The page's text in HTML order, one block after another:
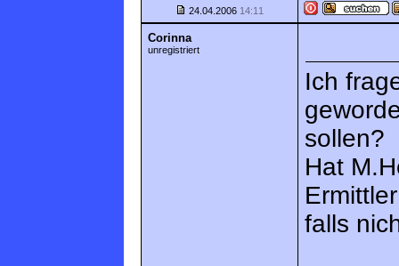
24.04.2006 14:11
Corinna
unregistriert
Ich
sollen?
Hat
falls